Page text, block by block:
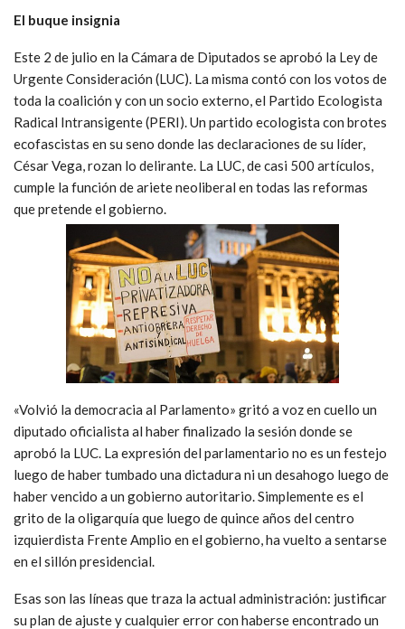
El buque insignia
Este 2 de julio en la Cámara de Diputados se aprobó la Ley de
Urgente Consideración (LUC). La misma contó con los votos de
toda la coalición y con un socio externo, el Partido Ecologista
Radical Intransigente (PERI). Un partido ecologista con brotes
ecofascistas en su seno donde las declaraciones de su líder,
César Vega, rozan lo delirante. La LUC, de casi 500 artículos,
cumple la función de ariete neoliberal en todas las reformas
que pretende el gobierno.
«Volvió la democracia al Parlamento» gritó a voz en cuello un
diputado oficialista al haber finalizado la sesión donde se
aprobó la LUC. La expresión del parlamentario no es un festejo
luego de haber tumbado una dictadura ni un desahogo luego de
haber vencido a un gobierno autoritario. Simplemente es el
grito de la oligarquía que luego de quince años del centro
izquierdista Frente Amplio en el gobierno, ha vuelto a sentarse
en el sillón presidencial.
Esas son las líneas que traza la actual administración: justificar
su plan de ajuste y cualquier error con haberse encontrado un